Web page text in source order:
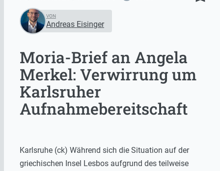
VON
Andreas Eisinger
Moria-Brief an Angela
Merkel: Verwirrung um
Karlsruher
Aufnahmebereitschaft
Karlsruhe (ck) Während sich die Situation auf der
griechischen Insel Lesbos aufgrund des teilweise